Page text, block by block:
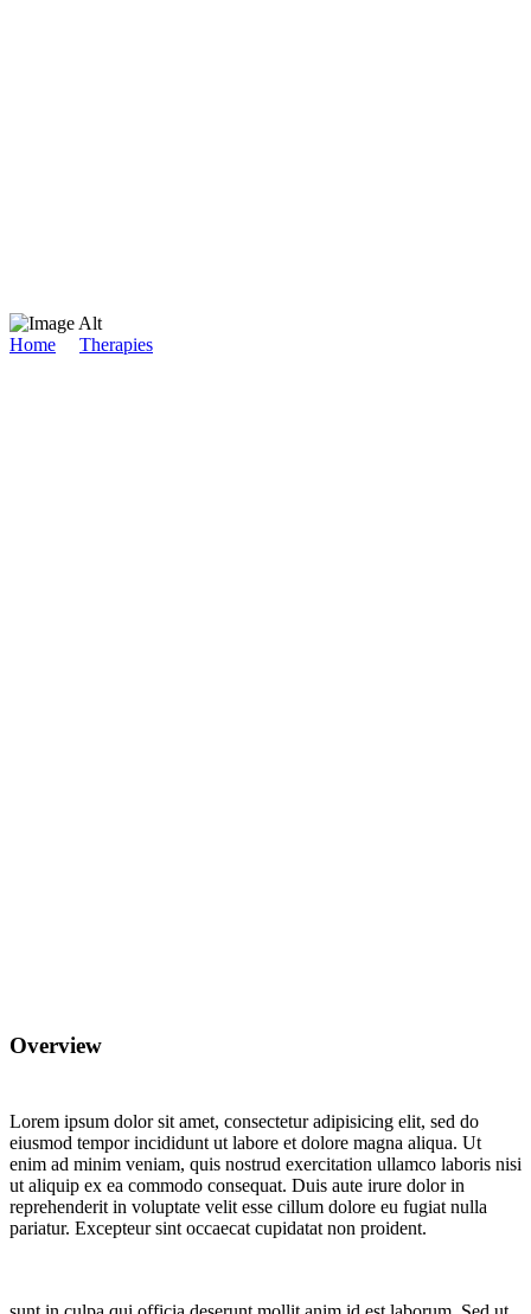
Home Therapies
Overview
Lorem ipsum dolor sit amet, consectetur adipisicing elit, sed do
eiusmod tempor incididunt ut labore et dolore magna aliqua. Ut
enim ad minim veniam, quis nostrud exercitation ullamco laboris nisi
ut aliquip ex ea commodo consequat. Duis aute irure dolor in
reprehenderit in voluptate velit esse cillum dolore eu fugiat nulla
pariatur. Excepteur sint occaecat cupidatat non proident.